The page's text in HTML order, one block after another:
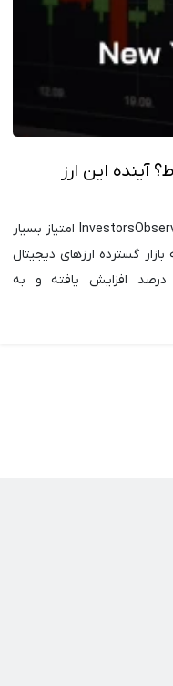
آینده این ارز
نیویورک کوین (NYC) روز سه شنبه از InvestorsObserver امتیاز بسیار
گسترده ارزهای دیجیتال
۰.۰۶ درصد کاهش یافته است، ۵۹.۲۷ درصد افزایش یافته و به